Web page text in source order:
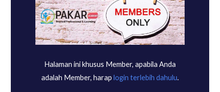
Halaman ini khusus Member, apabila Anda
adalah Member, harap login terlebih dahulu.